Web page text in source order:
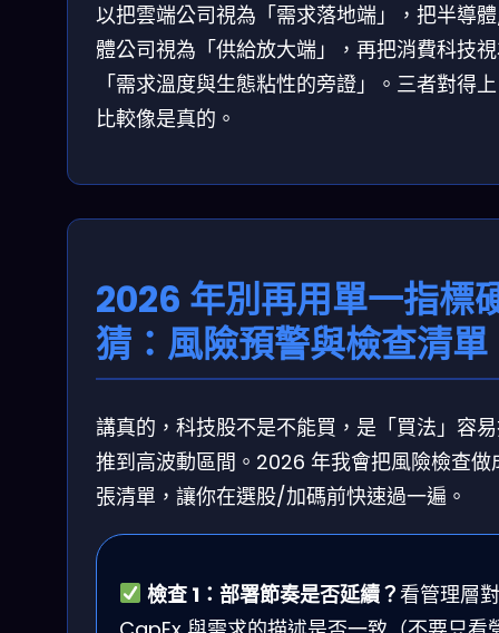
以把雲端公司視為「需求落地端」，把半導
體公司視為「供給放大端」，再把消費科技
「需求溫度與生態粘性的旁證」。三者對得
比較像是真的。
2026 年別再用單一指標
猜：風險預警與檢查清單
講真的，科技股不是不能買，是「買法」容
推到高波動區間。2026 年我會把風險檢查做
張清單，讓你在選股/加碼前快速過一遍。
檢查 1：部署節奏是否延續？看管理層對